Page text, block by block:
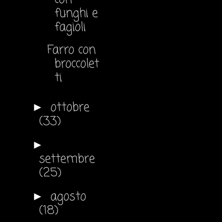
funghi e
fagioli
Farro con
broccolet
ti
► ottobre
(33)
►
settembre
(25)
► agosto
(18)